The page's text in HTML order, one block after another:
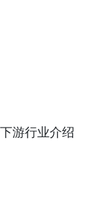
游行业介绍